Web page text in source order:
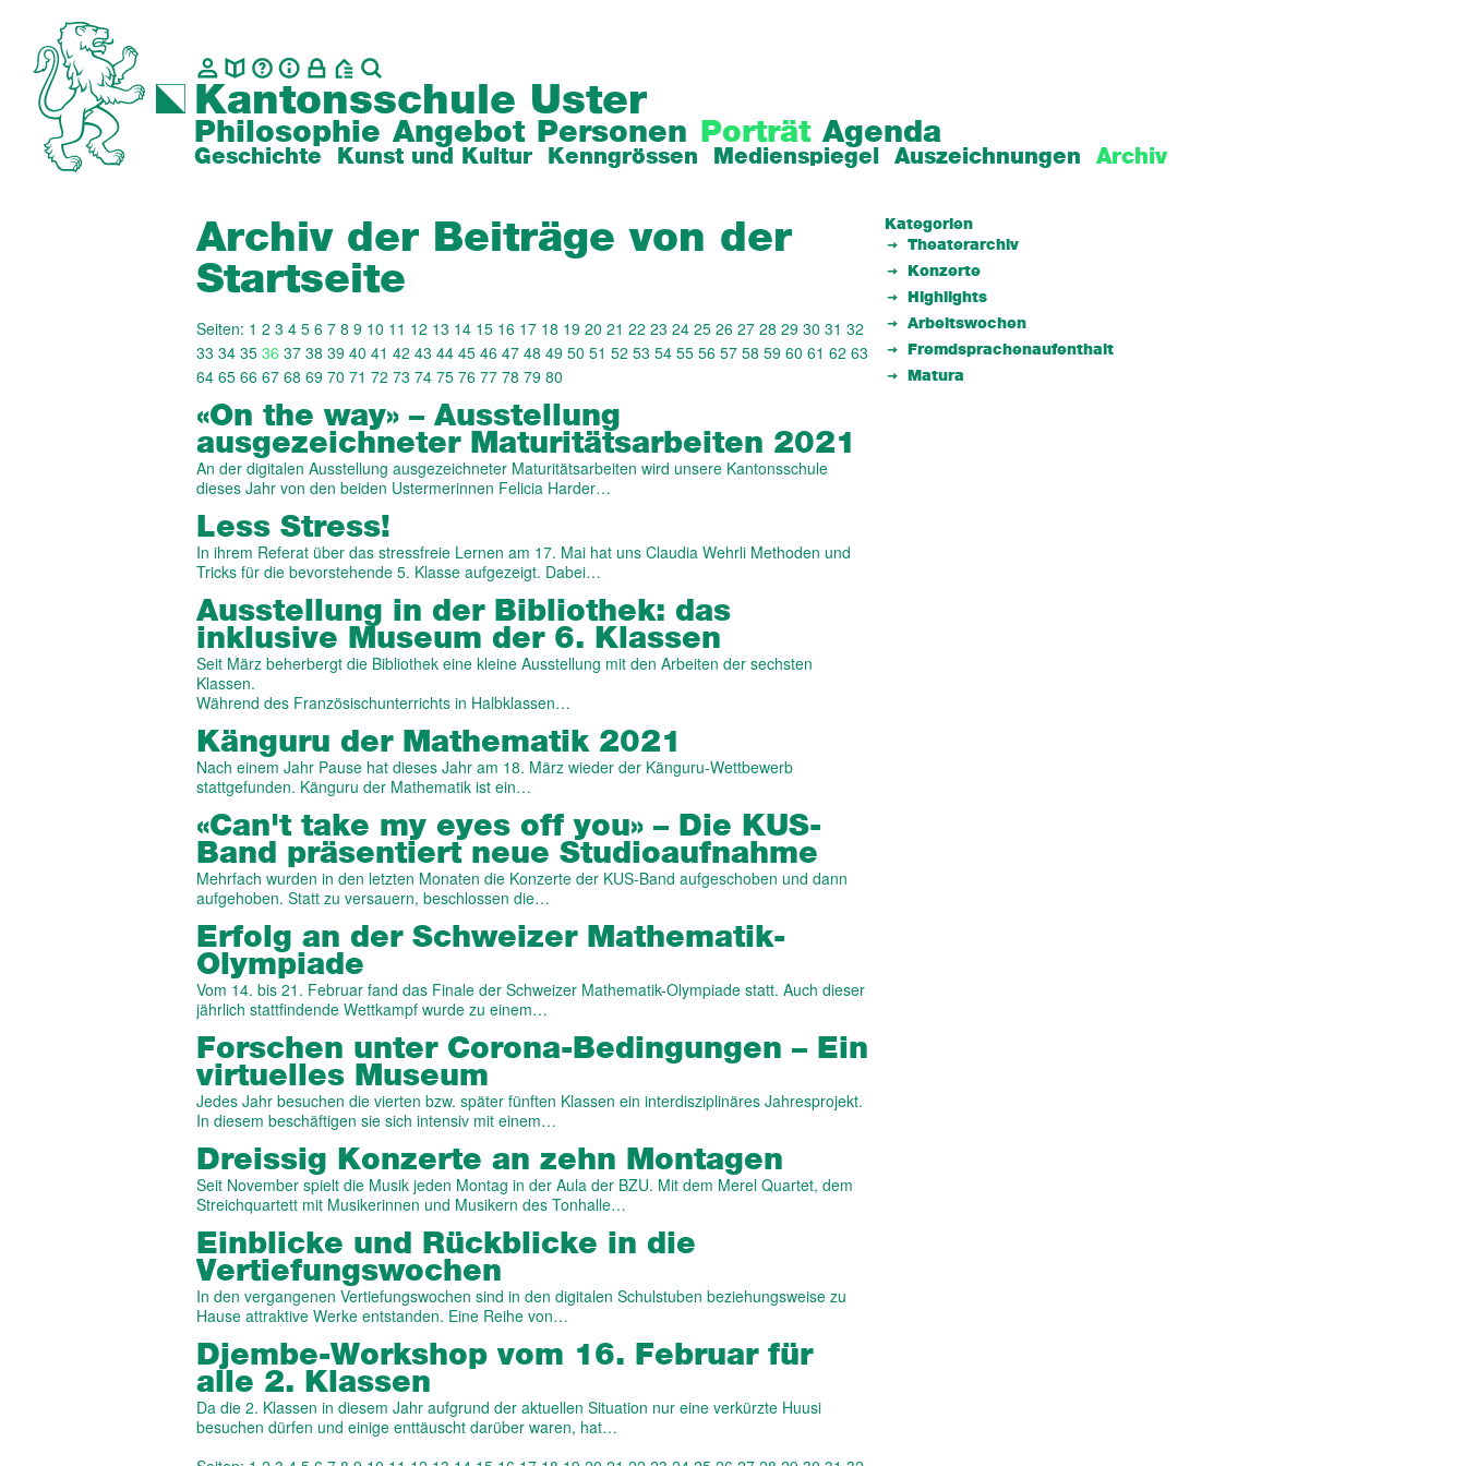
Kantonsschule Uster
Philosophie Angebot Personen Porträt
Geschichte Kunst und Kultur Kenngrössen Medienspiegel Auszeichnungen Archiv
Agenda
Archiv der Beiträge von der
Startseite
Seiten: 1 2 3 4 5 6 7 8 9 10 11 12 13 14 15 16 17 18 19 20 21 22 23 24 25 26 27 28 29 30 31 32
33 34 35 36 37 38 39 40 41 42 43 44 45 46 47 48 49 50 51 52 53 54 55 56 57 58 59 60 61 62 63
64 65 66 67 68 69 70 71 72 73 74 75 76 77 78 79 80
«On the way» – Ausstellung
ausgezeichneter Maturitätsarbeiten 2021
An der digitalen Ausstellung ausgezeichneter Maturitätsarbeiten wird unsere Kantonsschule
dieses Jahr von den beiden Ustermerinnen Felicia Harder…
Less Stress!
In ihrem Referat über das stressfreie Lernen am 17. Mai hat uns Claudia Wehrli Methoden und
Tricks für die bevorstehende 5. Klasse aufgezeigt. Dabei…
Ausstellung in der Bibliothek: das
inklusive Museum der 6. Klassen
Seit März beherbergt die Bibliothek eine kleine Ausstellung mit den Arbeiten der sechsten
Klassen.
Während des Französischunterrichts in Halbklassen…
Känguru der Mathematik 2021
Nach einem Jahr Pause hat dieses Jahr am 18. März wieder der Känguru-Wettbewerb
stattgefunden. Känguru der Mathematik ist ein…
«Can't take my eyes off you» – Die KUS-
Band präsentiert neue Studioaufnahme
Mehrfach wurden in den letzten Monaten die Konzerte der KUS-Band aufgeschoben und dann
aufgehoben. Statt zu versauern, beschlossen die…
Erfolg an der Schweizer Mathematik-
Olympiade
Vom 14. bis 21. Februar fand das Finale der Schweizer Mathematik-Olympiade statt. Auch dieser
jährlich stattfindende Wettkampf wurde zu einem…
Forschen unter Corona-Bedingungen – Ein
virtuelles Museum
Jedes Jahr besuchen die vierten bzw. später fünften Klassen ein interdisziplinäres Jahresprojekt.
In diesem beschäftigen sie sich intensiv mit einem…
Dreissig Konzerte an zehn Montagen
Seit November spielt die Musik jeden Montag in der Aula der BZU. Mit dem Merel Quartet, dem
Streichquartett mit Musikerinnen und Musikern des Tonhalle…
Einblicke und Rückblicke in die
Vertiefungswochen
In den vergangenen Vertiefungswochen sind in den digitalen Schulstuben beziehungsweise zu
Hause attraktive Werke entstanden. Eine Reihe von…
Djembe-Workshop vom 16. Februar für
alle 2. Klassen
Da die 2. Klassen in diesem Jahr aufgrund der aktuellen Situation nur eine verkürzte Huusi
besuchen dürfen und einige enttäuscht darüber waren, hat…
Kategorien
Theaterarchiv
Konzerte
Highlights
Arbeitswochen
Fremdsprachenaufenthalt
Matura